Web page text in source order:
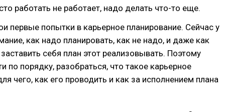
работать не работает, надо делать что-то еще.
первые попытки в карьерное планирование. Сейчас у
как надо планировать, как не надо, и даже как
себя план этот реализовывать. Поэтому
по порядку, разобраться, что такое карьерное
чего, как его проводить и как за исполнением плана